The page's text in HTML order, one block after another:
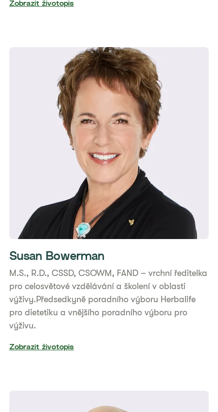
Zobrazit životopis
Susan Bowerman
​M.S., R.D., CSSD, CSOWM, FAND – vrchní ředitelka
pro celosvětové vzdělávání a školení v oblasti
výživy.Předsedkyně poradního výboru Herbalife
pro dietetiku a vnějšího poradního výboru pro
výživu.
Zobrazit životopis